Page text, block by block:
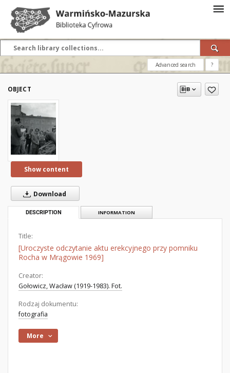
Advanced search ?
OBJECT
Show content
Download
DESCRIPTION INFORMATION
Title:
[Uroczyste odczytanie aktu erekcyjnego przy pomniku
Rocha w Mrągowie 1969]
Creator:
Gołowicz, Wacław (1919-1983). Fot.
Rodzaj dokumentu:
fotografia
More